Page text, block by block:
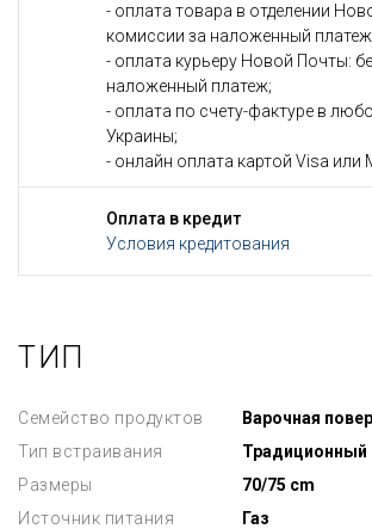
- оплата товара в отделении
комиссии за наложенный
- оплата курьеру Новой Почты:
наложенный платеж;
- оплата по счету-фактуре в
Украины;
- онлайн оплата картой Visa или
Оплата в кредит
Условия кредитования
ТИП
Семейство продуктов
Варочная
Тип встраивания
Традиционный
Размеры
70/75 cm
Источник питания
Газ